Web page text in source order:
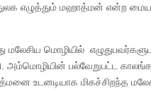
எழுத்தும் மஹாத்மன் என்ற
மொழியில்
பல்வேறுபட்ட
உடனடியாக மிகச்சிறந்த